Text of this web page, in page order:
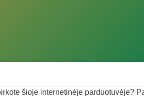
šioje internetinėje parduotuvėje?